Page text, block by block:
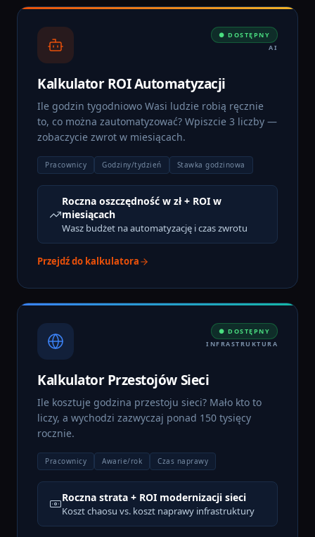
● DOSTĘPNY
AI
Kalkulator ROI Automatyzacji
Ile godzin tygodniowo Wasi ludzie robią ręcznie
to, co można zautomatyzować? Wpiszcie 3 liczby —
zobaczycie zwrot w miesiącach.
Pracownicy Godziny/tydzień Stawka godzinowa
Roczna oszczędność w zł + ROI w
miesiącach
Wasz budżet na automatyzację i czas zwrotu
Przejdź do kalkulatora
● DOSTĘPNY
INFRASTRUKTURA
Kalkulator Przestojów Sieci
Ile kosztuje godzina przestoju sieci? Mało kto to
liczy, a wychodzi zazwyczaj ponad 150 tysięcy
rocznie.
Pracownicy Awarie/rok Czas naprawy
Roczna strata + ROI modernizacji sieci
Koszt chaosu vs. koszt naprawy infrastruktury